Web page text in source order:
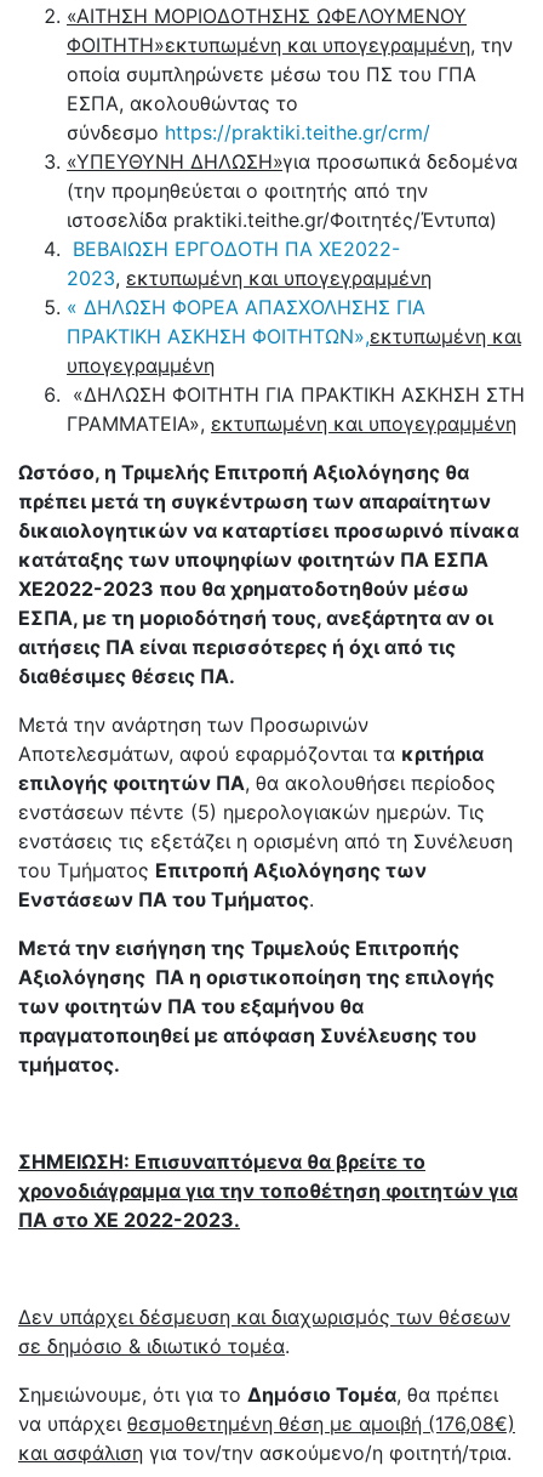
«ΑΙΤΗΣΗ ΜΟΡΙΟΔΟΤΗΣΗΣ ΩΦΕΛΟΥΜΕΝΟΥ
ΦΟΙΤΗΤΗ»εκτυπωμένη και υπογεγραμμένη, την
οποία συμπληρώνετε μέσω του ΠΣ του ΓΠΑ
ΕΣΠΑ, ακολουθώντας το
σύνδεσμο https://praktiki.teithe.gr/crm/
«ΥΠΕΥΘΥΝΗ ΔΗΛΩΣΗ»για προσωπικά δεδομένα
(την προμηθεύεται ο φοιτητής από την
ιστοσελίδα praktiki.teithe.gr/Φοιτητές/Έντυπα)
ΒΕΒΑΙΩΣΗ ΕΡΓΟΔΟΤΗ ΠΑ ΧΕ2022-
2023, εκτυπωμένη και υπογεγραμμένη
« ΔΗΛΩΣΗ ΦΟΡΕΑ ΑΠΑΣΧΟΛΗΣΗΣ ΓΙΑ
ΠΡΑΚΤΙΚΗ ΑΣΚΗΣΗ ΦΟΙΤΗΤΩΝ»,εκτυπωμένη και
υπογεγραμμένη
«ΔΗΛΩΣΗ ΦΟΙΤΗΤΗ ΓΙΑ ΠΡΑΚΤΙΚΗ ΑΣΚΗΣΗ ΣΤΗ
ΓΡΑΜΜΑΤΕΙΑ», εκτυπωμένη και υπογεγραμμένη
Ωστόσο, η Τριμελής Επιτροπή Αξιολόγησης θα
πρέπει μετά τη συγκέντρωση των απαραίτητων
δικαιολογητικών να καταρτίσει προσωρινό πίνακα
κατάταξης των υποψηφίων φοιτητών ΠΑ ΕΣΠΑ
ΧΕ2022-2023 που θα χρηματοδοτηθούν μέσω
ΕΣΠΑ, με τη μοριοδότησή τους, ανεξάρτητα αν οι
αιτήσεις ΠΑ είναι περισσότερες ή όχι από τις
διαθέσιμες θέσεις ΠΑ.
Μετά την ανάρτηση των Προσωρινών
Αποτελεσμάτων, αφού εφαρμόζονται τα κριτήρια
επιλογής φοιτητών ΠΑ, θα ακολουθήσει περίοδος
ενστάσεων πέντε (5) ημερολογιακών ημερών. Τις
ενστάσεις τις εξετάζει η ορισμένη από τη Συνέλευση
του Τμήματος Επιτροπή Αξιολόγησης των
Ενστάσεων ΠΑ του Τμήματος.
Μετά την εισήγηση της Τριμελούς Επιτροπής
Αξιολόγησης ΠΑ η οριστικοποίηση της επιλογής
των φοιτητών ΠΑ του εξαμήνου θα
πραγματοποιηθεί με απόφαση Συνέλευσης του
τμήματος.
ΣΗΜΕΙΩΣΗ: Επισυναπτόμενα θα βρείτε το
χρονοδιάγραμμα για την τοποθέτηση φοιτητών για
ΠΑ στο ΧΕ 2022-2023.
Δεν υπάρχει δέσμευση και διαχωρισμός των θέσεων
σε δημόσιο & ιδιωτικό τομέα.
Σημειώνουμε, ότι για το Δημόσιο Τομέα, θα πρέπει
να υπάρχει θεσμοθετημένη θέση με αμοιβή (176,08€)
και ασφάλιση για τον/την ασκούμενο/η φοιτητή/τρια.